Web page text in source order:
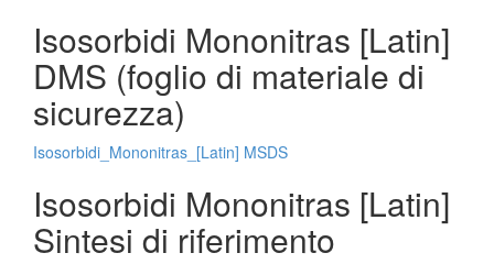
Isosorbidi Mononitras [Latin]
DMS (foglio di materiale di
sicurezza)
Isosorbidi_Mononitras_[Latin] MSDS
Isosorbidi Mononitras [Latin]
Sintesi di riferimento